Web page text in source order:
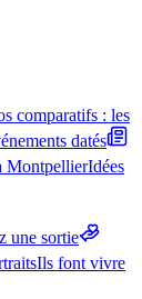
comparatifs : les
datés
MontpellierIdées
une sortie
Ils font vivre